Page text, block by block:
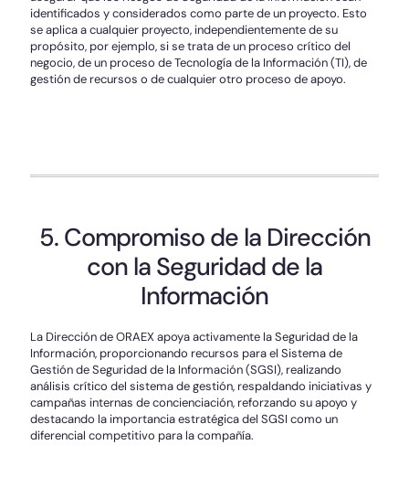
identificados y considerados como parte de un proyecto. Esto
se aplica a cualquier proyecto, independientemente de su
propósito, por ejemplo, si se trata de un proceso crítico del
negocio, de un proceso de Tecnología de la Información (TI), de
gestión de recursos o de cualquier otro proceso de apoyo.
5. Compromiso de la Dirección
con la Seguridad de la
Información
La Dirección de ORAEX apoya activamente la Seguridad de la
Información, proporcionando recursos para el Sistema de
Gestión de Seguridad de la Información (SGSI), realizando
análisis crítico del sistema de gestión, respaldando iniciativas y
campañas internas de concienciación, reforzando su apoyo y
destacando la importancia estratégica del SGSI como un
diferencial competitivo para la compañía.